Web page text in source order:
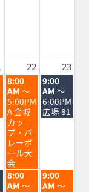
22 23
土
曜
日,
8
月
22nd
2026
8:00
AM ～
5:00PM
A 金城
カッ
プ・バ
レーボ
ール大
会
日
曜
日,
8
月
9:00
AM ～
6:00PM
広場 81
土
曜
8:00
AM ～
日
曜
9:00
AM ～